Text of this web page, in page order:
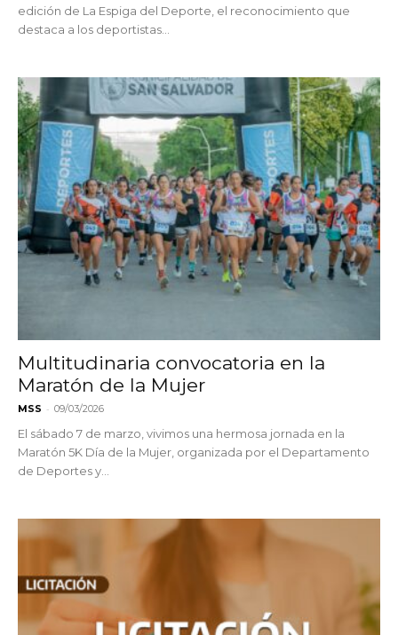
edición de La Espiga del Deporte, el reconocimiento que
destaca a los deportistas...
Multitudinaria convocatoria en la
Maratón de la Mujer
MSS - 09/03/2026
El sábado 7 de marzo, vivimos una hermosa jornada en la
Maratón 5K Día de la Mujer, organizada por el Departamento
de Deportes y...